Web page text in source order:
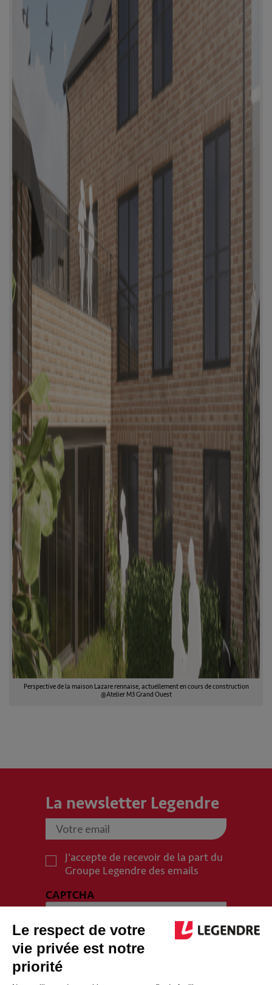
Perspective de la maison Lazare rennaise, actuellement en cours de construction
@Atelier M3 Grand Ouest
La newsletter Legendre
J'accepte de recevoir de la part du
Groupe Legendre des emails
CAPTCHA